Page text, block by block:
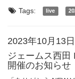
Tags:
live
2023年10月13
ジェームス西田
開催のお知らせ